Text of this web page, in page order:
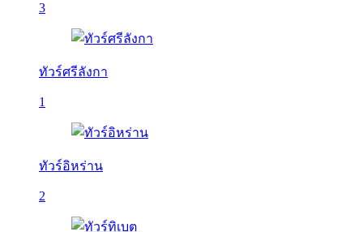
3
ทัวร์ศรีลังกา
1
ทัวร์อิหร่าน
2